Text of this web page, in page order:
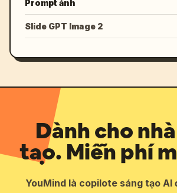
Prompt ảnh
Slide GPT Image 2
Dành cho
tạo. Miễn phí
YouMind là copilote sáng tạo AI